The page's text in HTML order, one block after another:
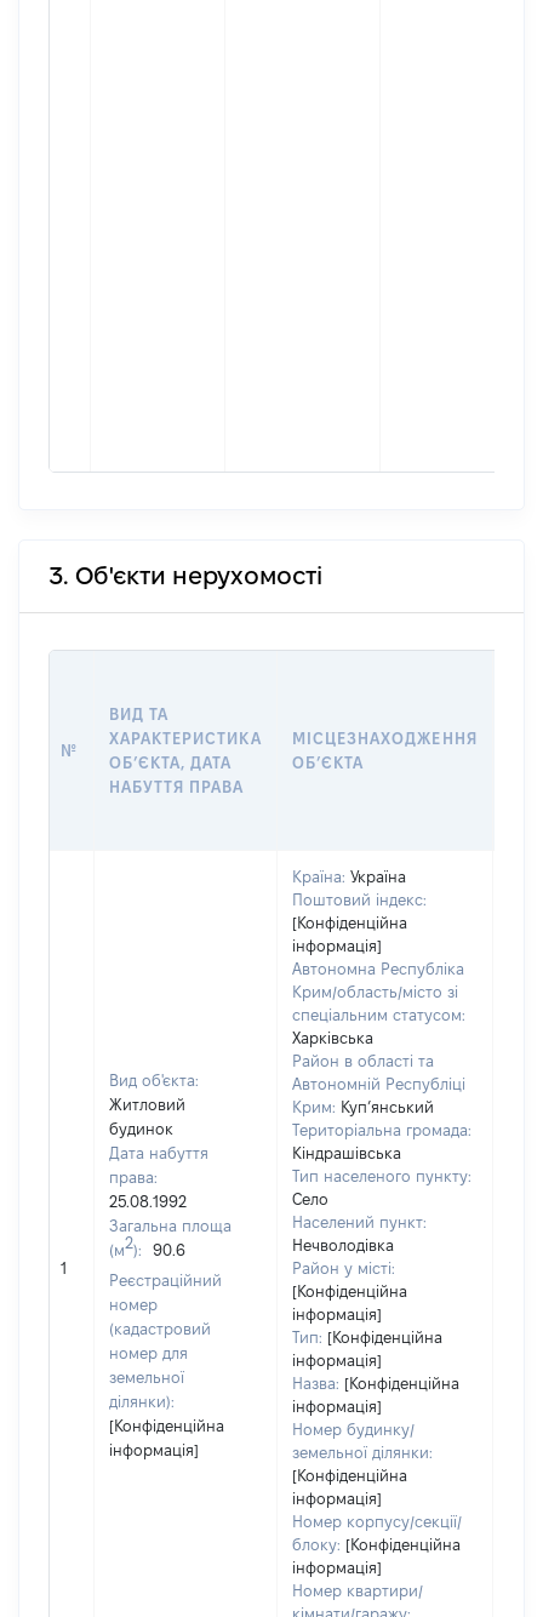
3. Об'єкти нерухомості
№
ВИД ТА
ХАРАКТЕРИСТИКА
ОБʼЄКТА, ДАТА
НАБУТТЯ ПРАВА
МІСЦЕЗНАХОДЖЕННЯ
ОБʼЄКТА
1
Вид об'єкта:
Житловий
будинок
Дата набуття
права:
25.08.1992
Загальна площа
(м2):
90.6
Реєстраційний
номер
(кадастровий
номер для
земельної
ділянки):
[Конфіденційна
інформація]
Країна: Україна
Поштовий індекс:
[Конфіденційна
інформація]
Автономна Республіка
Крим/область/місто зі
спеціальним статусом:
Харківська
Район в області та
Автономній Республіці
Крим: Куп’янський
Територіальна громада:
Кіндрашівська
Тип населеного пункту:
Село
Населений пункт:
Нечволодівка
Район у місті:
[Конфіденційна
інформація]
Тип: [Конфіденційна
інформація]
Назва: [Конфіденційна
інформація]
Номер будинку/
земельної ділянки:
[Конфіденційна
інформація]
Номер корпусу/секції/
блоку: [Конфіденційна
інформація]
Номер квартири/
кімнати/гаражу: